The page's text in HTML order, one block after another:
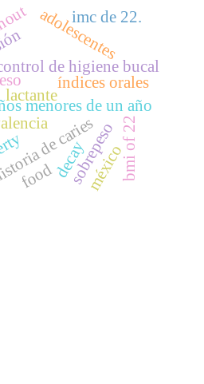
lactante
sobrepeso
menores de un año
de higiene bucal
adolescentes
de caries
índices orales
decay bmi of 22
imc de 22.
méxico
food